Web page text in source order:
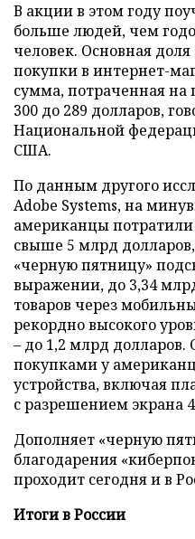
В акции в этом году
больше людей, чем
человек. Основная
покупки в интернет-
сумма, потраченная
300 до 289 долларов,
Национальной
США.
По данным другого
Adobe Systems, на
американцы
свыше 5 млрд
«черную пятницу»
выражении, до 3,34
товаров через
рекордно высокого
– до 1,2 млрд
покупками у
устройства, включая
с разрешением экрана
Дополняет «черную
благодарения
проходит сегодня и в
Итоги в России